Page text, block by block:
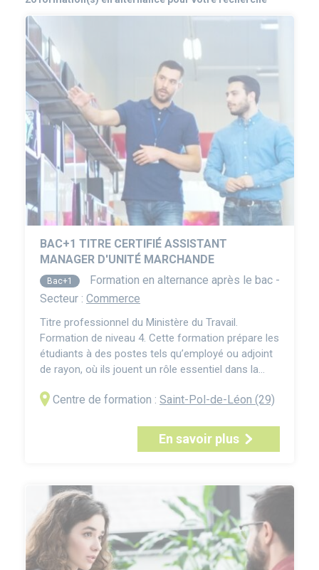
BAC+1 TITRE CERTIFIÉ ASSISTANT
MANAGER D'UNITÉ MARCHANDE
Bac+1
Formation en alternance après le bac -
Secteur : Commerce
Titre professionnel du Ministère du Travail.
Formation de niveau 4. Cette formation prépare les
étudiants à des postes tels qu’employé ou adjoint
de rayon, où ils jouent un rôle essentiel dans la
optimiser l’attractivité des produits, à gérer les
contribuer à la relation client. Ils seront égale...
Centre de formation : Saint-Pol-de-Léon (29)
En savoir plus